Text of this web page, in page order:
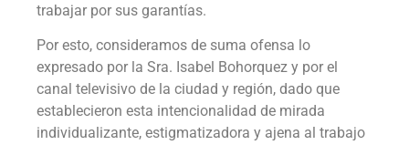
trabajar por sus garantías.
Por esto, consideramos de suma ofensa lo
expresado por la Sra. Isabel Bohorquez y por el
canal televisivo de la ciudad y región, dado que
establecieron esta intencionalidad de mirada
individualizante, estigmatizadora y ajena al trabajo